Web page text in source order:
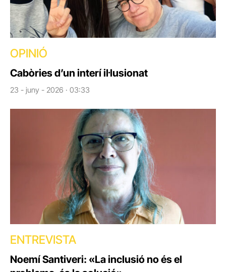
OPINIÓ
Cabòries d’un interí il·lusionat
23 - juny - 2026 · 03:33
ENTREVISTA
Noemí Santiveri: «La inclusió no és el